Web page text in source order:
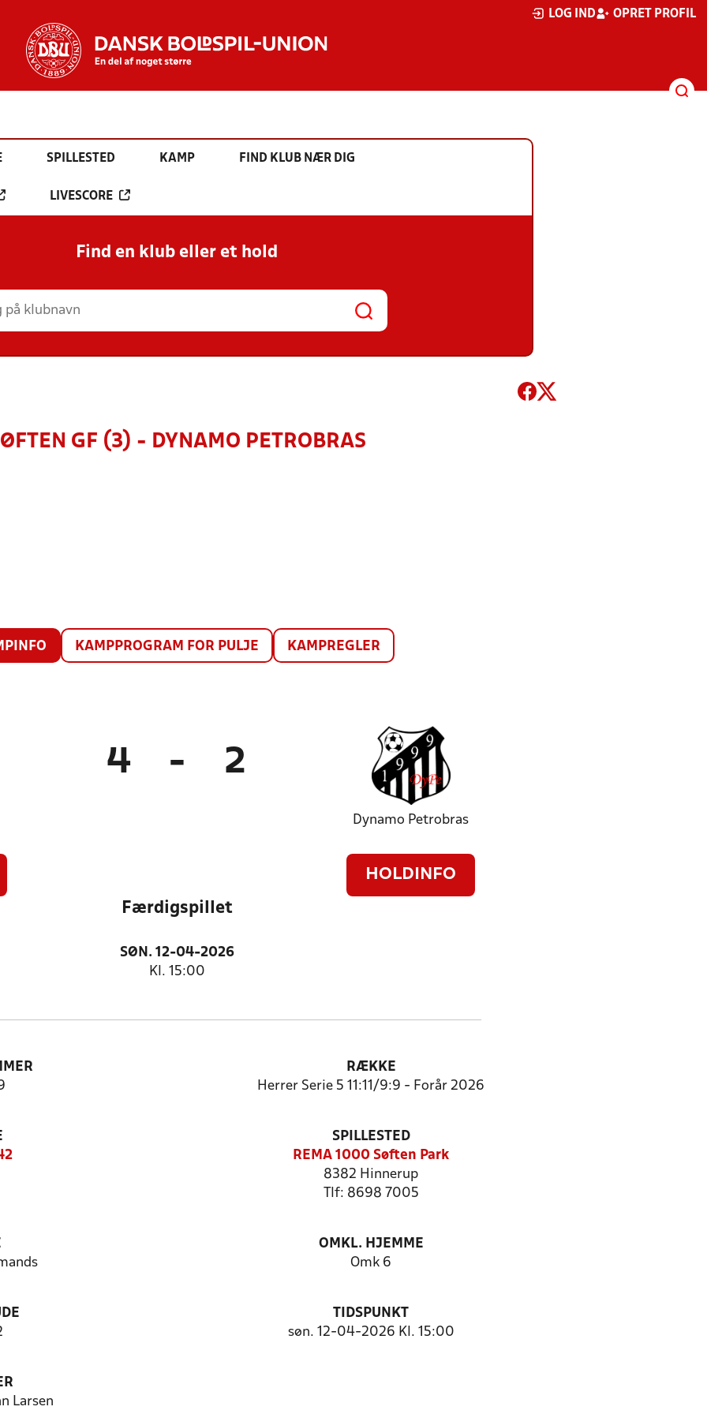
LOG IND OPRET PROFIL
SPILLESTED KAMP FIND KLUB NÆR DIG
LIVESCORE
Find en klub eller et hold
GF (3) - DYNAMO PETROBRAS
KAMPPROGRAM FOR PULJE KAMPREGLER
4 - 2
Dynamo Petrobras
HOLDINFO
Færdigspillet
SØN. 12-04-2026
Kl. 15:00
RÆKKE
Herrer Serie 5 11:11/9:9 - Forår 2026
SPILLESTED
REMA 1000 Søften Park
8382 Hinnerup
Tlf: 8698 7005
OMKL. HJEMME
Omk 6
TIDSPUNKT
søn. 12-04-2026 Kl. 15:00
Larsen